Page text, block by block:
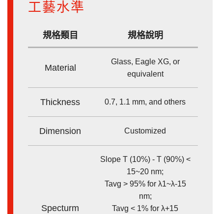
工藝水準
規格類目 規格說明
Material
Glass, Eagle XG, or
equivalent
Thickness 0.7, 1.1 mm, and others
Dimension Customized
Specturm
Slope T (10%) - T (90%) <
15~20 nm;
Tavg > 95% for λ1~λ-15
nm;
Tavg < 1% for λ+15